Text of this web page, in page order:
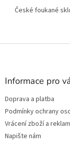
České foukané
Z
Informace pro
Doprava a platba
Podmínky ochrany
Vrácení zboží a
Napište nám